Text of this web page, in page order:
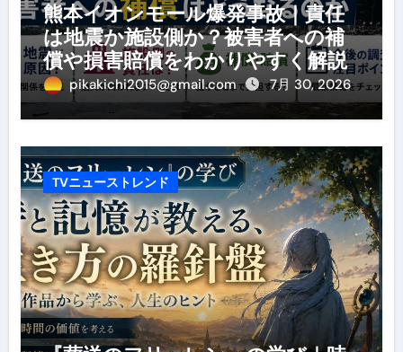
熊本イオンモール爆発事故｜責任
は地震か施設側か？被害者への補
償や損害賠償をわかりやすく解説
pikakichi2015@gmail.com 7月 30, 2026
TVニューストレンド